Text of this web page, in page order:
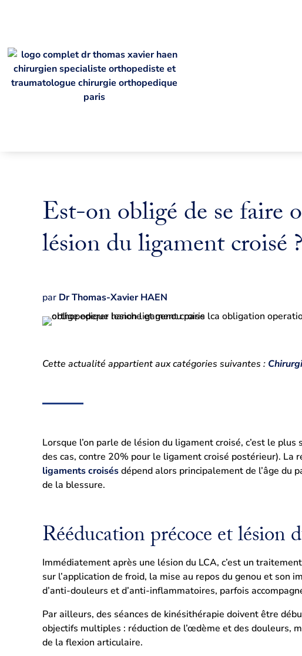
Est-on obligé de se faire
lésion du ligament croisé ?
par Dr Thomas-Xavier HAEN
Cette actualité appartient aux catégories suivantes :
Lorsque l’on parle de lésion du ligament croisé, c’est le
des cas, contre 20% pour le ligament croisé postérieur). La
ligaments croisésdépend alors principalement de l’âge du
de la blessure.
Rééducation précoce et lésion
Immédiatement après une lésion du LCA, c’est un
sur l’application de froid, la mise au repos du genou et son
d’anti-douleurs et d’anti-inflammatoires, parfois
Par ailleurs, des séances de kinésithérapie doivent être
objectifs multiples : réduction de l’œdème et des douleurs,
de la flexion articulaire.